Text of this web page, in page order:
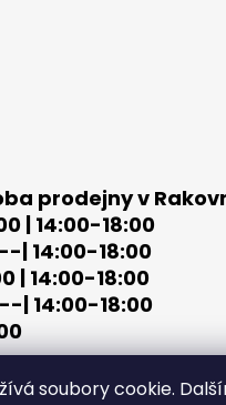
soubory cookie.
prodejny v
| 14:00-18:00
14:00-18:00
| 14:00-18:00
14:00-18:00
320 859